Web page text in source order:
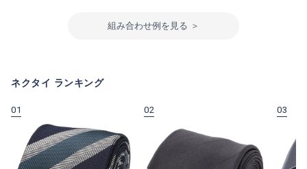
組み合わせ例を見る ＞
ネクタイ ランキング
01 02 03